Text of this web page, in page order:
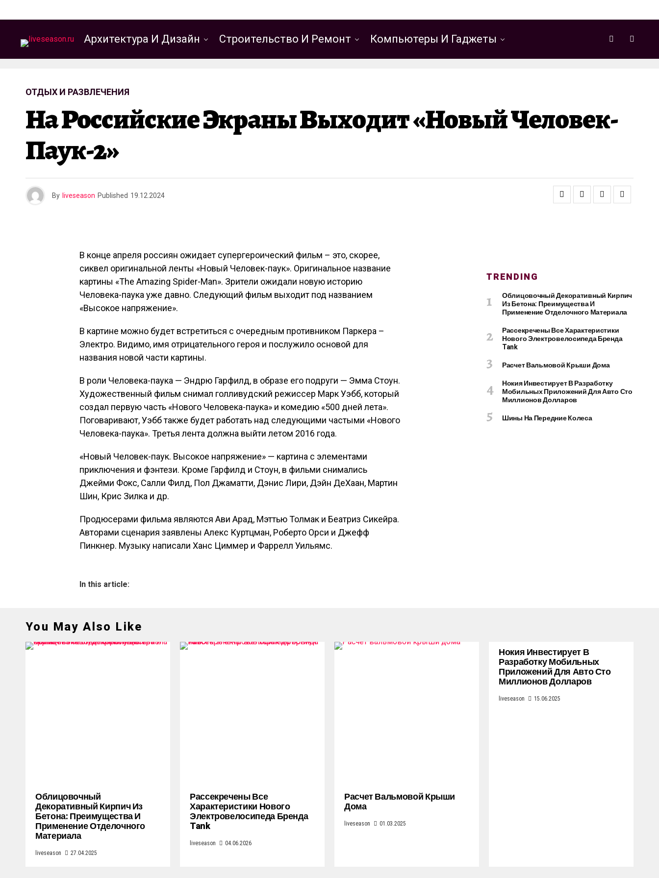
Архитектура И Дизайн Строительство И Ремонт Компьютеры И Гаджеты
ОТДЫХ И РАЗВЛЕЧЕНИЯ
На Российские Экраны Выходит «Новый Человек-
Паук-2»
By liveseason Published 19.12.2024
В конце апреля россиян ожидает супергероический фильм – это, скорее,
сиквел оригинальной ленты «Новый Человек-паук». Оригинальное название
картины «The Amazing Spider-Man». Зрители ожидали новую историю
Человека-паука уже давно. Следующий фильм выходит под названием
«Высокое напряжение».
В картине можно будет встретиться с очередным противником Паркера –
Электро. Видимо, имя отрицательного героя и послужило основой для
названия новой части картины.
В роли Человека-паука — Эндрю Гарфилд, в образе его подруги — Эмма Стоун.
Художественный фильм снимал голливудский режиссер Марк Уэбб, который
создал первую часть «Нового Человека-паука» и комедию «500 дней лета».
Поговаривают, Уэбб также будет работать над следующими частыми «Нового
Человека-паука». Третья лента должна выйти летом 2016 года.
«Новый Человек-паук. Высокое напряжение» — картина с элементами
приключения и фэнтези. Кроме Гарфилд и Стоун, в фильми снимались
Джейми Фокс, Салли Филд, Пол Джаматти, Дэнис Лири, Дэйн ДеХаан, Мартин
Шин, Крис Зилка и др.
Продюсерами фильма являются Ави Арад, Мэттью Толмак и Беатриз Сикейра.
Авторами сценария заявлены Алекс Куртцман, Роберто Орси и Джефф
Пинкнер. Музыку написали Ханс Циммер и Фаррелл Уильямс.
In this article:
TRENDING
Облицовочный Декоративный Кирпич
Из Бетона: Преимущества И
Применение Отделочного Материала
Рассекречены Все Характеристики
Нового Электровелосипеда Бренда
Tank
Расчет Вальмовой Крыши Дома
Нокия Инвестирует В Разработку
Мобильных Приложений Для Авто Сто
Миллионов Долларов
Шины На Передние Колеса
You May Also Like
Облицовочный
Декоративный Кирпич Из
Бетона: Преимущества И
Применение Отделочного
Материала
liveseason 27.04.2025
Рассекречены Все
Характеристики Нового
Электровелосипеда Бренда
Tank
liveseason 04.06.2026
Расчет Вальмовой Крыши
Дома
liveseason 01.03.2025
Нокия Инвестирует В
Разработку Мобильных
Приложений Для Авто Сто
Миллионов Долларов
liveseason 15.06.2025